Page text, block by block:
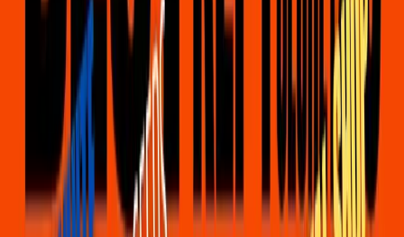
Naast het grote aanbod aan vinyl, organiseren we weer
een aantal signeersessies. Die kun je uiteraard zelf
bezoeken in onze festival store (JA! WANT SELFIE!!).
Maar we begrijpen ook dat je in conflict komt met je
eigen route binnen het
blokkenschema van BKS. Indien
je graag een gesigneerd exemplaar wil aanschaffen van
onderstaande artiesten, kom dan tijdens de showdagen
naar onze winkel op het festivalterrein om een
reservering te plaatsen. We zijn afhankelijk van de
welwillendheid van de artiesten die naar onze winkel
komen, dus bij deze: een gesigneerd exemplaar is onder
voorbehoud.
Deze acts zijn bevestigd: